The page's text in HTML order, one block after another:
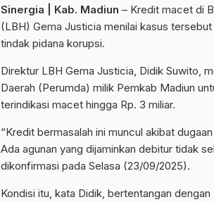
Sinergia | Kab. Madiun – Kredit macet di
(LBH) Gema Justicia menilai kasus
tindak pidana korupsi.
Direktur LBH Gema Justicia, Didik Suwito,
Daerah (Perumda) milik Pemkab Madiun
terindikasi macet hingga Rp. 3 miliar.
“Kredit bermasalah ini muncul akibat
Ada agunan yang dijaminkan debitur tidak
dikonfirmasi pada Selasa (23/09/2025).
Kondisi itu, kata Didik, bertentangan